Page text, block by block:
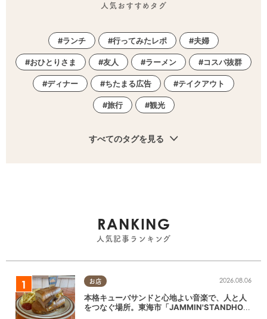
人気おすすめタグ
ランチ 行ってみたレポ 夫婦
おひとりさま 友人 ラーメン コスパ抜群
ディナー ちたまる広告 テイクアウト
旅行 観光
すべてのタグを見る
RANKING
人気記事ランキング
お店 2026.08.06
本格キューバサンドと心地よい音楽で、人と人
をつなぐ場所。東海市「JAMMIN'STANDHOU